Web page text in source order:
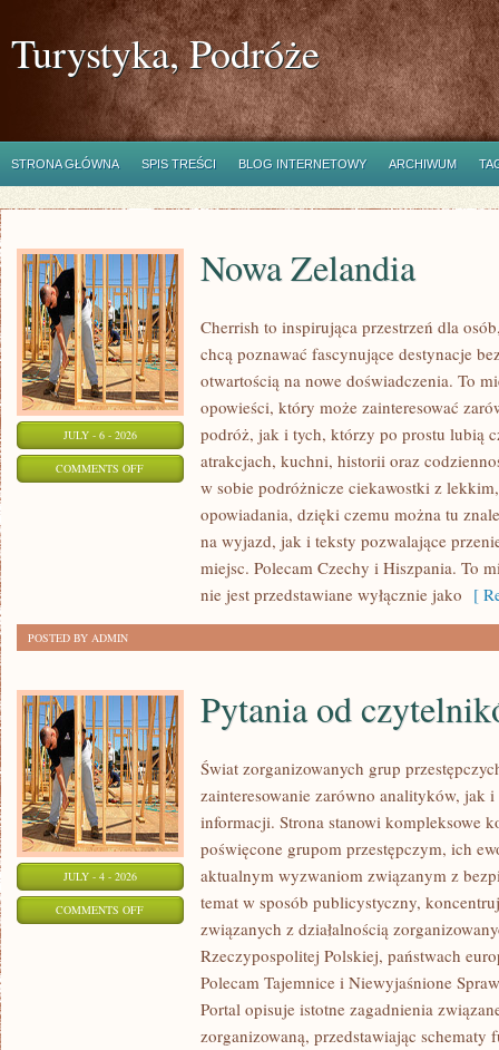
Turystyka, Podróże
STRONA GŁÓWNA SPIS TREŚCI BLOG INTERNETOWY ARCHIWUM
JULY - 6 - 2026
COMMENTS OFFON
Nowa Zelandia
Cherrish to inspirująca przestrzeń dla
chcą poznawać fascynujące destynacje
otwartością na nowe doświadczenia. To
opowieści, który może zainteresować
podróż, jak i tych, którzy po prostu lubią
atrakcjach, kuchni, historii oraz
w sobie podróżnicze ciekawostki z
opowiadania, dzięki czemu można tu
na wyjazd, jak i teksty pozwalające
miejsc. Polecam Czechy i Hiszpania. To
nie jest przedstawiane wyłącznie jako [
POSTED BY ADMIN
JULY - 4 - 2026
COMMENTS OFFON
CZYTELNIKÓW
Pytania od
Świat zorganizowanych grup
zainteresowanie zarówno analityków, jak
informacji. Strona stanowi kompleksowe
poświęcone grupom przestępczym, ich
aktualnym wyzwaniom związanym z
temat w sposób publicystyczny,
związanych z działalnością
Rzeczypospolitej Polskiej, państwach
Polecam Tajemnice i Niewyjaśnione
Portal opisuje istotne zagadnienia
zorganizowaną, przedstawiając schematy